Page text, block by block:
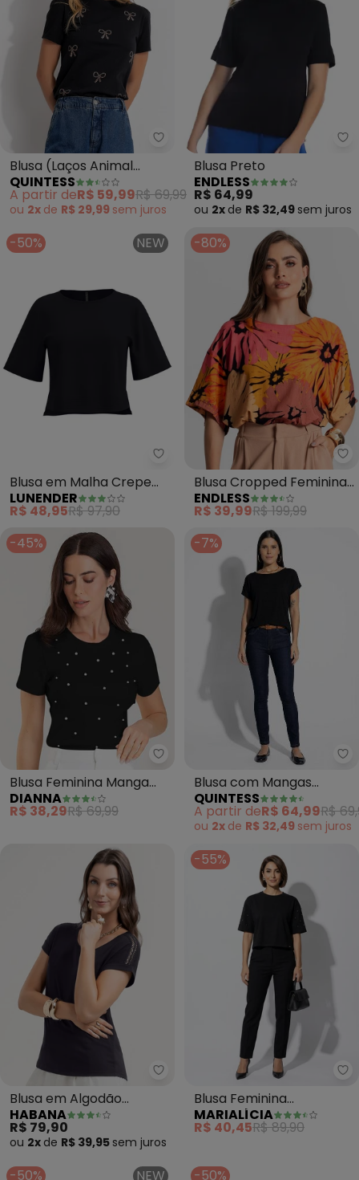
Quintess - Blusa (Laços
Blusa (Laços Animal
Print) em Malha de
Algodão
QUINTESS
A partir deR$ 59,99R$ 69,99
ou 2x de R$ 29,99 sem juros
Blusa Preto
ENDLESS
R$ 64,99
ou 2x de R$ 32,49 sem juros
-50% NEW
Lunender - Blusa em Malha
Blusa em Malha Crepe
com Mangas Curtas
(Preto)
LUNENDER
R$ 48,95R$ 97,90
-80%
Blusa Cropped Feminina
(Preto)
ENDLESS
R$ 39,99R$ 199,99
-45%
Dianna - Blusa Feminina
Blusa Feminina Manga
Curta com Rebites
(Preto)
DIANNA
R$ 38,29R$ 69,99
-7%
Blusa com Mangas
Curtas (Preta)
QUINTESS
A partir deR$ 64,99R$
ou 2x de R$ 32,49 sem juros
Habana - Blusa em Algodão
Blusa em Algodão
(Preto)
HABANA
R$ 79,90
ou 2x de R$ 39,95 sem juros
-55%
Blusa Feminina
Aplicações de Pérolas
(Preto)
MARIALÍCIA
R$ 40,45R$ 89,90
-50% NEW -50%